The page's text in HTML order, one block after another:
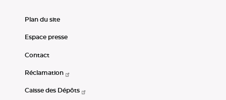
Plan du site
Espace presse
Contact
Réclamation
Caisse des Dépôts